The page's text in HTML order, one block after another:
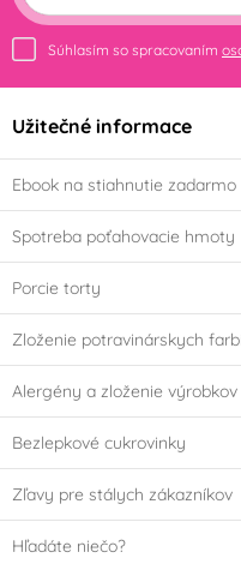
Súhlasím so spracovaním
Užitečné informace
Ebook na stiahnutie zadarmo
Spotreba poťahovacie hmoty
Porcie torty
Zloženie potravinárskych
Alergény a zloženie výrobkov
Bezlepkové cukrovinky
Zľavy pre stálych zákazníkov
Hľadáte niečo?